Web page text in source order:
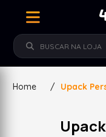
Home / Upack